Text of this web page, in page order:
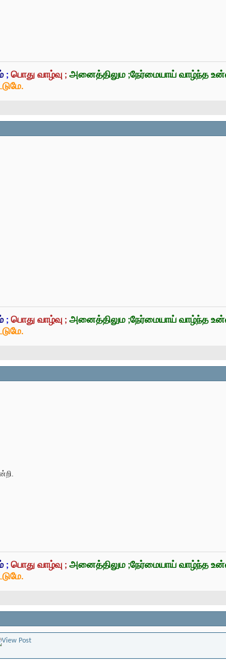
; பொது வாழ்வு ; அனைத்திலும ;நேர்மையாய் வாழ்ந்த
; பொது வாழ்வு ; அனைத்திலும ;நேர்மையாய் வாழ்ந்த
; பொது வாழ்வு ; அனைத்திலும ;நேர்மையாய் வாழ்ந்த